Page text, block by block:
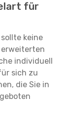
für
keine
individuell
sich zu
die Sie in